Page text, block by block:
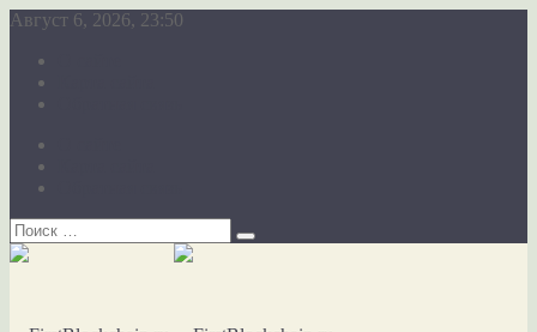
Август 6, 2026, 23:50